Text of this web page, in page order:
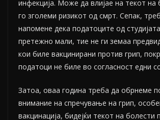
инфекција. Може да влијае на текот на
го зголеми ризикот од смрт. Сепак,
напомене дека податоците од
претежно мали, тие не ги земаа
кои биле вакцинирани против грип,
податоци не биле во согласност едни
Затоа, оваа година треба да обрнеме
внимание на спречување на грип,
вакцинација, бидејќи текот на болести